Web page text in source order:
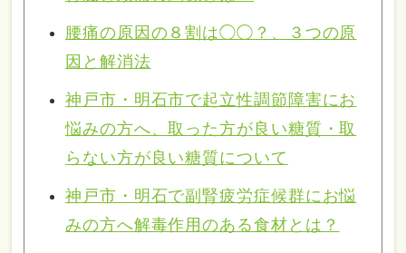
腰痛の原因の８割は◯◯？、３つの原
因と解消法
神戸市・明石市で起立性調節障害にお
悩みの方へ、取った方が良い糖質・取
らない方が良い糖質について
神戸市・明石で副腎疲労症候群にお悩
みの方へ解毒作用のある食材とは？